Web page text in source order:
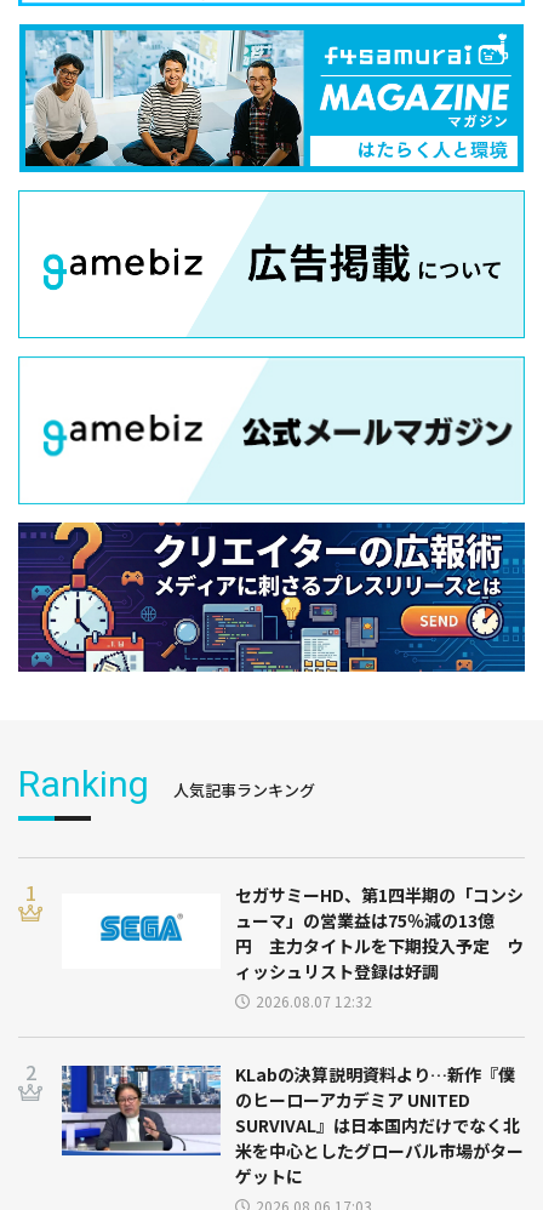
Ranking 人気記事ランキング
セガサミーHD、第1四半期の「コンシ
ューマ」の営業益は75％減の13億
円 主力タイトルを下期投入予定 ウ
ィッシュリスト登録は好調
2026.08.07 12:32
KLabの決算説明資料より…新作『僕
のヒーローアカデミア UNITED
SURVIVAL』は日本国内だけでなく北
米を中心としたグローバル市場がター
ゲットに
2026.08.06 17:03